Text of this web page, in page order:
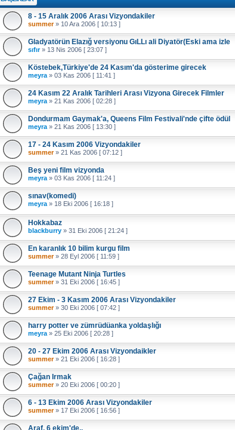
8 - 15 Aralık 2006 Arası Vizyondakiler
summer» 10 Ara 2006 [ 10:13 ]
Gladyatörün Elazığ versiyonu GıLLı ali Diyatör(Eski ama izle
sıfır» 13 Nis 2006 [ 23:07 ]
Köstebek,Türkiye'de 24 Kasım'da gösterime girecek
meyra » 03 Kas 2006 [ 11:41 ]
24 Kasım 22 Aralık Tarihleri Arası Vizyona Girecek Filmler
meyra » 21 Kas 2006 [ 02:28 ]
Dondurmam Gaymak'a, Queens Film Festivali'nde çifte ödül
meyra » 21 Kas 2006 [ 13:30 ]
17 - 24 Kasım 2006 Vizyondakiler
summer» 21 Kas 2006 [ 07:12 ]
Beş yeni film vizyonda
meyra » 03 Kas 2006 [ 11:24 ]
sınav(komedi)
meyra » 18 Eki 2006 [ 16:18 ]
Hokkabaz
blackburry » 31 Eki 2006 [ 21:24 ]
En karanlık 10 bilim kurgu film
summer» 28 Eyl 2006 [ 11:59 ]
Teenage Mutant Ninja Turtles
summer» 31 Eki 2006 [ 16:45 ]
27 Ekim - 3 Kasım 2006 Arası Vizyondakiler
summer» 30 Eki 2006 [ 07:42 ]
harry potter ve zümrüdüanka yoldaşlığı
meyra » 25 Eki 2006 [ 20:28 ]
20 - 27 Ekim 2006 Arası Vizyondaikler
summer» 21 Eki 2006 [ 16:28 ]
Çağan Irmak
summer» 20 Eki 2006 [ 00:20 ]
6 - 13 Ekim 2006 Arası Vizyondakiler
summer» 17 Eki 2006 [ 16:56 ]